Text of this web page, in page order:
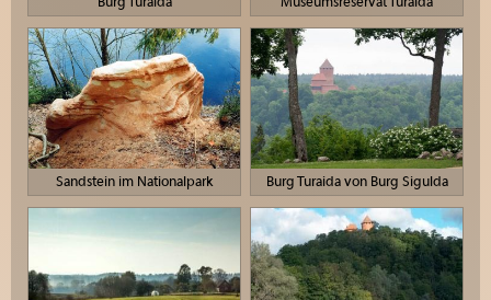
Sandstein im Nationalpark Burg Turaida von Burg Sigulda